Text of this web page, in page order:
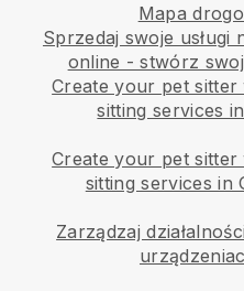
Mapa
Sprzedaj swoje
online - stwórz
Create your pet sitter
sitting services
Create your pet sitter
sitting services in
Zarządzaj